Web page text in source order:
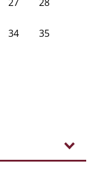
34 35